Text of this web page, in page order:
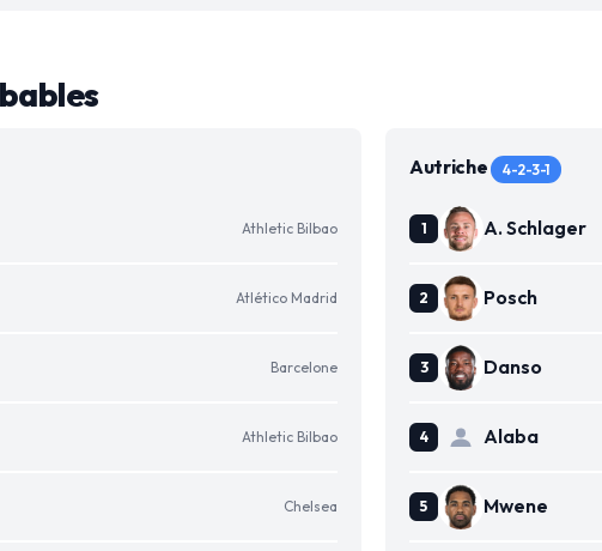
Athletic Bilbao
Atlético Madrid
Barcelone
Athletic Bilbao
Chelsea
Autriche 4-2-3-1
A. Schlager
Posch
Danso
Alaba
Mwene